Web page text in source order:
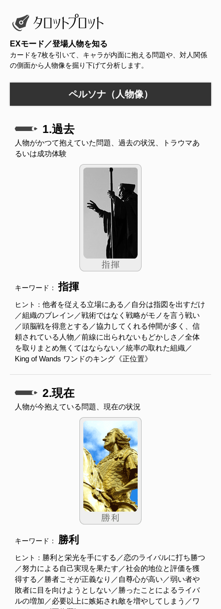
EXモード／登場人物を知る
カードを7枚を引いて、キャラが内面に抱える問題や、対人関係
の側面から人物像を掘り下げて分析します。
ペルソナ（人物像）
1.過去
人物がかつて抱えていた問題、過去の状況、トラウマあ
るいは成功体験
キーワード：指揮
ヒント： 他者を従える立場にある／自分は指図を出すだけ
／組織のブレイン／戦術ではなく戦略がモノを言う戦い
／頭脳戦を得意とする／協力してくれる仲間が多く、信
頼されている人物／前線に出られないもどかしさ／全体
を取りまとめ無くてはならない／統率の取れた組織／
King of Wands ワンドのキング《正位置》
2.現在
人物が今抱えている問題、現在の状況
キーワード： 勝利
ヒント： 勝利と栄光を手にする／恋のライバルに打ち勝つ
／努力による自己実現を果たす／社会的地位と評価を獲
得する／勝者こそが正義なり／自尊心が高い／弱い者や
敗者に目を向けようとしない／勝ったことによるライバ
ルの増加／必要以上に嫉妬され敵を増やしてしまう／ワ